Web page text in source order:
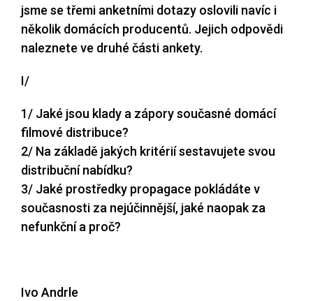
jsme se třemi anketními dotazy oslovili navíc i
několik domácích producentů. Jejich odpovědi
naleznete ve druhé části ankety.
I/
1/ Jaké jsou klady a zápory současné domácí
filmové distribuce?
2/ Na základě jakých kritérií sestavujete svou
distribuční nabídku?
3/ Jaké prostředky propagace pokládáte v
současnosti za nejúčinnější, jaké naopak za
nefunkční a proč?
Ivo Andrle